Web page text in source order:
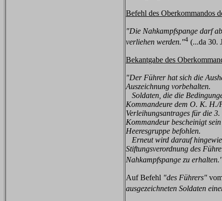
Befehl des Oberkommandos
"Die Nahkampfspange darf
verliehen werden."4 (...da 30.
Bekantgabe des
"Der Führer hat sich die
Auszeichnung vorbehalten.
Soldaten, die die
Kommandeure dem O. K. H./
Verleihungsantrages für die
Kommandeur bescheinigt
Heeresgruppe befohlen.
Erneut wird darauf
Stiftungsverordnung des
Nahkampfspange zu
Auf Befehl "des Führers"
ausgezeichneten Soldaten